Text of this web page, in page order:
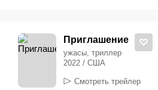
Приглашение
ужасы, триллер
2022 / США
Смотреть трейлер